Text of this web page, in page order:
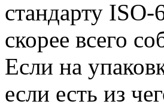
стандарту
скорее всего
Если на
если есть из